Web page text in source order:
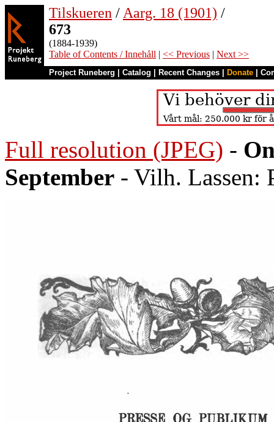
Tilskueren / Aarg. 18 (1901) /
673
(1884-1939)
Table of Contents / Innehåll | << Previous | Next >>
Project Runeberg Catalog Recent Changes Donate
Full resolution (JPEG) -
September - Vilh. Lassen: